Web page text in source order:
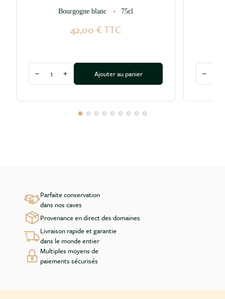
Bourgogne blanc 75cl
42,00 €TTC
Diminuer la quantité
Augmenter la quantité
Ajouter au panier
Parfaite conservation
dans nos caves
Provenance en direct des domaines
Livraison rapide et garantie
dans le monde entier
Multiples moyens de
paiements sécurisés